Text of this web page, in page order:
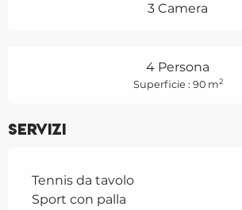
3 Camera
4 Persona
Superficie : 90 m2
Servizi
Tennis da tavolo
Sport con palla